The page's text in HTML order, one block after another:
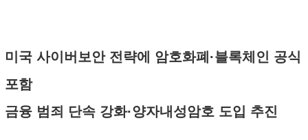
미국 사이버보안 전략에 암호화폐·블록체인 공식
포함
금융 범죄 단속 강화·양자내성암호 도입 추진